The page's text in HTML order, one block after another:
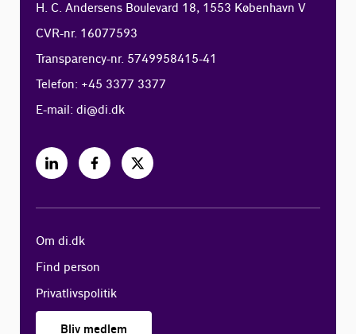
H. C. Andersens Boulevard 18, 1553 København V
CVR-nr. 16077593
Transparency-nr. 5749958415-41
Telefon: +45 3377 3377
E-mail:di@di.dk
Om di.dk
Find person
Privatlivspolitik
Bliv medlem